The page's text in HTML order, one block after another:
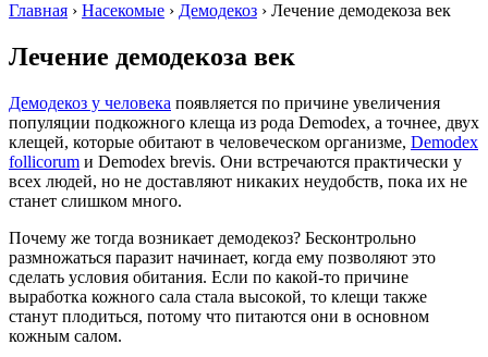
Главная › Насекомые › Демодекоз › Лечение демодекоза век
Лечение демодекоза век
Демодекоз у человека появляется по причине увеличения
популяции подкожного клеща из рода Demodex, а точнее, двух
клещей, которые обитают в человеческом организме, Demodex
follicorum и Demodex brevis. Они встречаются практически у
всех людей, но не доставляют никаких неудобств, пока их не
станет слишком много.
Почему же тогда возникает демодекоз? Бесконтрольно
размножаться паразит начинает, когда ему позволяют это
сделать условия обитания. Если по какой-то причине
выработка кожного сала стала высокой, то клещи также
станут плодиться, потому что питаются они в основном
кожным салом.